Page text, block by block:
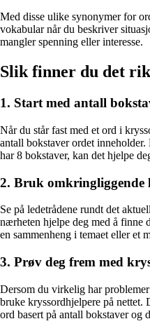
Med disse ulike synonymer for
vokabular når du beskriver
mangler spenning eller interesse.
Slik finner du det
1. Start med antall
Når du står fast med et ord i
antall bokstaver ordet
har 8 bokstaver, kan det hjelpe
2. Bruk omkringliggende
Se på ledetrådene rundt det
nærheten hjelpe deg med å finne
en sammenheng i temaet eller et
3. Prøv deg frem med
Dersom du virkelig har
bruke kryssordhjelpere på nettet.
ord basert på antall bokstaver og